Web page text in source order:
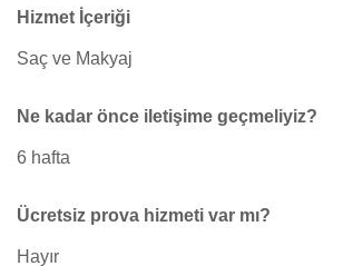
Hizmet İçeriği
Saç ve Makyaj
Ne kadar önce iletişime geçmeliyiz?
6 hafta
Ücretsiz prova hizmeti var mı?
Hayır